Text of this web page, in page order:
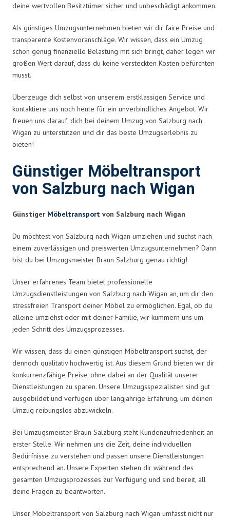
deine wertvollen Besitztümer sicher und unbeschädigt ankommen.
Als günstiges Umzugsunternehmen bieten wir dir faire Preise und
transparente Kostenvoranschläge. Wir wissen, dass ein Umzug
schon genug finanzielle Belastung mit sich bringt, daher legen wir
großen Wert darauf, dass du keine versteckten Kosten befürchten
musst.
Überzeuge dich selbst von unserem erstklassigen Service und
kontaktiere uns noch heute für ein unverbindliches Angebot. Wir
freuen uns darauf, dich bei deinem Umzug von Salzburg nach
Wigan zu unterstützen und dir das beste Umzugserlebnis zu
bieten!
Günstiger Möbeltransport
von Salzburg nach Wigan
Günstiger Möbeltransport von Salzburg nach Wigan
Du möchtest von Salzburg nach Wigan umziehen und suchst nach
einem zuverlässigen und preiswerten Umzugsunternehmen? Dann
bist du bei Umzugsmeister Braun Salzburg genau richtig!
Unser erfahrenes Team bietet professionelle
Umzugsdienstleistungen von Salzburg nach Wigan an, um dir den
stressfreien Transport deiner Möbel zu ermöglichen. Egal, ob du
alleine umziehst oder mit deiner Familie, wir kümmern uns um
jeden Schritt des Umzugsprozesses.
Wir wissen, dass du einen günstigen Möbeltransport suchst, der
dennoch qualitativ hochwertig ist. Aus diesem Grund bieten wir dir
konkurrenzfähige Preise, ohne dabei an der Qualität unserer
Dienstleistungen zu sparen. Unsere Umzugsspezialisten sind gut
ausgebildet und verfügen über langjährige Erfahrung, um deinen
Umzug reibungslos abzuwickeln.
Bei Umzugsmeister Braun Salzburg steht Kundenzufriedenheit an
erster Stelle. Wir nehmen uns die Zeit, deine individuellen
Bedürfnisse zu verstehen und passen unsere Dienstleistungen
entsprechend an. Unsere Experten stehen dir während des
gesamten Umzugsprozesses zur Verfügung und sind bereit, all
deine Fragen zu beantworten.
Unser Möbeltransport von Salzburg nach Wigan umfasst nicht nur